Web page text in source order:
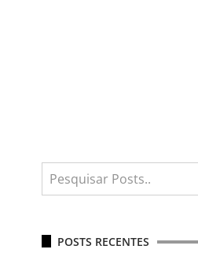
POSTS RECENTES